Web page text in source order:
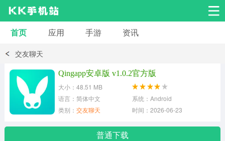
安卓应用
小说漫画
首页 应用 手游 资讯
交友聊天
Qingapp安卓版 v1.0.2官方版
大小：48.51 MB
语言：简体中文
系统：Android
类别： 交友聊天 时间：2026-06-23
普通下载